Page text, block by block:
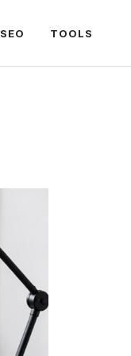
SEO TOOLS